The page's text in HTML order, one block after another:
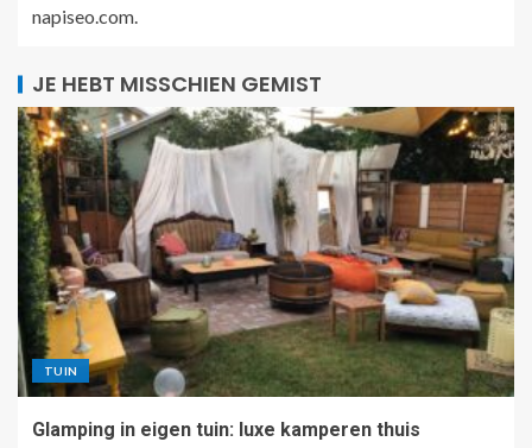
napiseo.com.
JE HEBT MISSCHIEN GEMIST
TUIN
Glamping in eigen tuin: luxe kamperen thuis